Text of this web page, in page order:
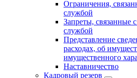
Ограничения,
службой
Запреты, связанные
службой
Представление
расходах, об
имущественного
Наставничество
Кадровый резерв